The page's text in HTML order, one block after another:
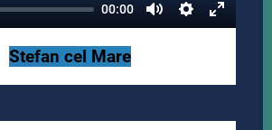
00:00
Stefan cel Mare